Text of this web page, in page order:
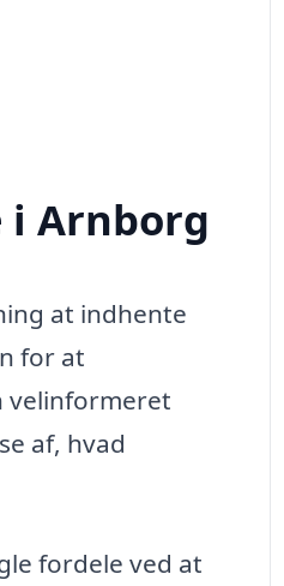
Arnborg
at indhente
for at
velinformeret
af, hvad
fordele ved at